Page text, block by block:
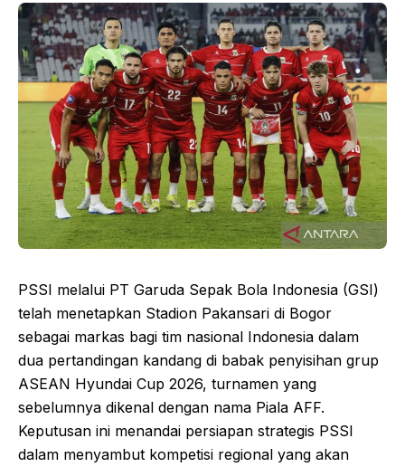
PSSI melalui PT Garuda Sepak Bola Indonesia (GSI)
telah menetapkan Stadion Pakansari di Bogor
sebagai markas bagi tim nasional Indonesia dalam
dua pertandingan kandang di babak penyisihan grup
ASEAN Hyundai Cup 2026, turnamen yang
sebelumnya dikenal dengan nama Piala AFF.
Keputusan ini menandai persiapan strategis PSSI
dalam menyambut kompetisi regional yang akan